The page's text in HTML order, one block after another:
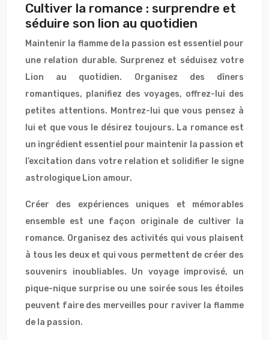
Cultiver la romance : surprendre et
séduire son lion au quotidien
Maintenir la flamme de la passion est essentiel pour
une relation durable. Surprenez et séduisez votre
Lion au quotidien. Organisez des dîners
romantiques, planifiez des voyages, offrez-lui des
petites attentions. Montrez-lui que vous pensez à
lui et que vous le désirez toujours. La romance est
un ingrédient essentiel pour maintenir la passion et
l’excitation dans votre relation et solidifier le signe
astrologique Lion amour.
Créer des expériences uniques et mémorables
ensemble est une façon originale de cultiver la
romance. Organisez des activités qui vous plaisent
à tous les deux et qui vous permettent de créer des
souvenirs inoubliables. Un voyage improvisé, un
pique-nique surprise ou une soirée sous les étoiles
peuvent faire des merveilles pour raviver la flamme
de la passion.